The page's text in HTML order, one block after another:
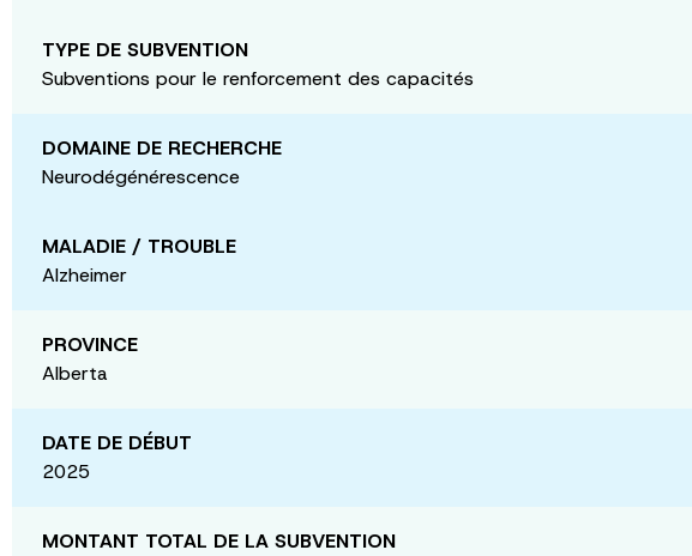
TYPE DE SUBVENTION
Subventions pour le renforcement des capacités
DOMAINE DE RECHERCHE
Neurodégénérescence
MALADIE / TROUBLE
Alzheimer
PROVINCE
Alberta
DATE DE DÉBUT
2025
MONTANT TOTAL DE LA SUBVENTION